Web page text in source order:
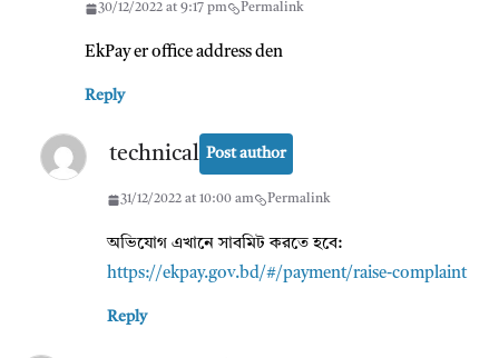
30/12/2022 at 9:17 pm Permalink
EkPay er office address den
Reply
technical Post author
31/12/2022 at 10:00 am Permalink
অভিযোগ এখানে সাবমিট করতে হবে:
https://ekpay.gov.bd/#/payment/raise-complaint
Reply